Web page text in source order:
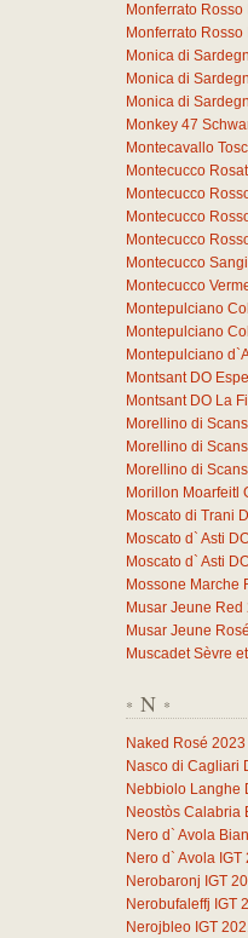
Monferrato
Monferrato
Monica di
Monica di
Monica di
Monkey 47
Montecavallo
Montecucco
Montecucco
Montecucco
Montecucco
Montecucco
Montecucco
Montepulciano
Montepulciano
Montepulciano
Montsant DO
Montsant DO La
Morellino di
Morellino di
Morellino di
Morillon Moarfeitl
Moscato di Trani
Moscato d` Asti
Moscato d` Asti
Mossone Marche
Musar Jeune Red
Musar Jeune
Muscadet Sèvre
* N *
Naked Rosé 2023
Nasco di Cagliari
Nebbiolo Langhe
Neostòs Calabria
Nero d` Avola
Nero d` Avola IGT
Nerobaronj IGT
Nerobufaleffj IGT
Nerojbleo IGT